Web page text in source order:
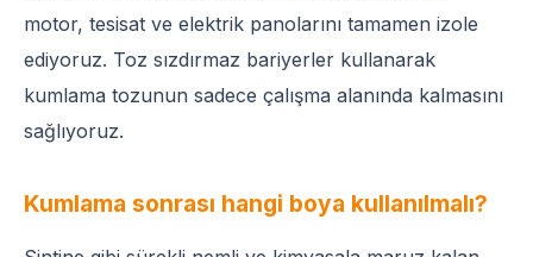
motor, tesisat ve elektrik panolarını tamamen izole
ediyoruz. Toz sızdırmaz bariyerler kullanarak
kumlama tozunun sadece çalışma alanında kalmasını
sağlıyoruz.
Kumlama sonrası hangi boya kullanılmalı?